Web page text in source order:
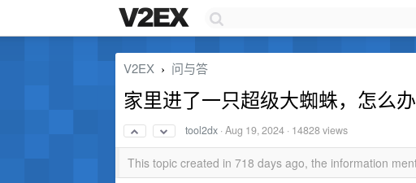
V2EX › 问与答
家里进了一只超级大蜘蛛，怎么办
tool2dx ·Aug 19, 2024 · 14828 views
This topic created in 718 days ago, the information